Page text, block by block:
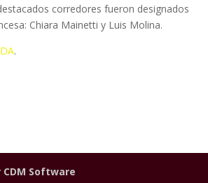
corredores fueron designados
Chiara Mainetti y Luis Molina.
.
Software